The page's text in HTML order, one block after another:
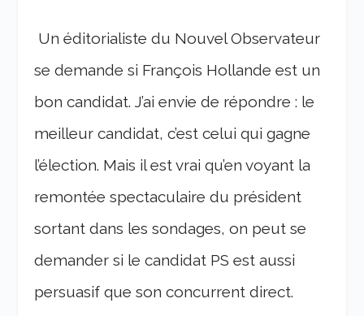
Un éditorialiste du Nouvel Observateur
se demande si François Hollande est un
bon candidat. J’ai envie de répondre : le
meilleur candidat, c’est celui qui gagne
l’élection. Mais il est vrai qu’en voyant la
remontée spectaculaire du président
sortant dans les sondages, on peut se
demander si le candidat PS est aussi
persuasif que son concurrent direct.